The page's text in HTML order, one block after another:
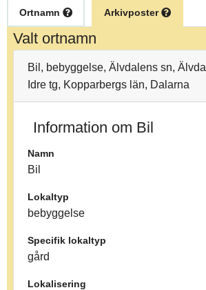
Ortnamn Arkivposter
Valt ortnamn
Bil, bebyggelse, Älvdalens sn,
Idre tg, Kopparbergs län, Dalarna
Information om Bil
Namn
Bil
Lokaltyp
bebyggelse
Specifik lokaltyp
gård
Lokalisering